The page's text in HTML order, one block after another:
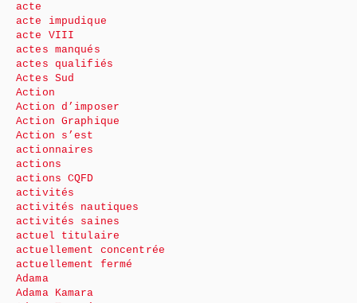
acte
acte impudique
acte VIII
actes manqués
actes qualifiés
Actes Sud
Action
Action d’imposer
Action Graphique
Action s’est
actionnaires
actions
actions CQFD
activités
activités nautiques
activités saines
actuel titulaire
actuellement concentrée
actuellement fermé
Adama
Adama Kamara